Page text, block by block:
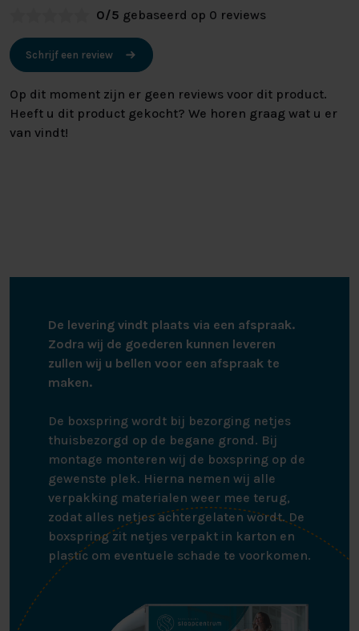
0/5 gebaseerd op 0 reviews
Schrijf een review
Op dit moment zijn er geen reviews voor dit product.
Heeft u dit product gekocht? We horen graag wat u er
van vindt!
De levering vindt plaats via een afspraak.
Zodra wij de goederen kunnen leveren
zullen wij u bellen voor een afspraak te
maken.
De boxspring wordt bij bezorging netjes
thuisbezorgd op de begane grond. Bij
montage monteren wij de boxspring op de
gewenste plek. Hierna nemen wij alle
verpakking materialen weer mee terug,
zodat alles netjes achtergelaten wordt. De
boxspring zit netjes verpakt in karton en
plastic om eventuele schade te voorkomen.